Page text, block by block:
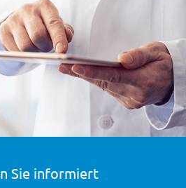
Sie informiert